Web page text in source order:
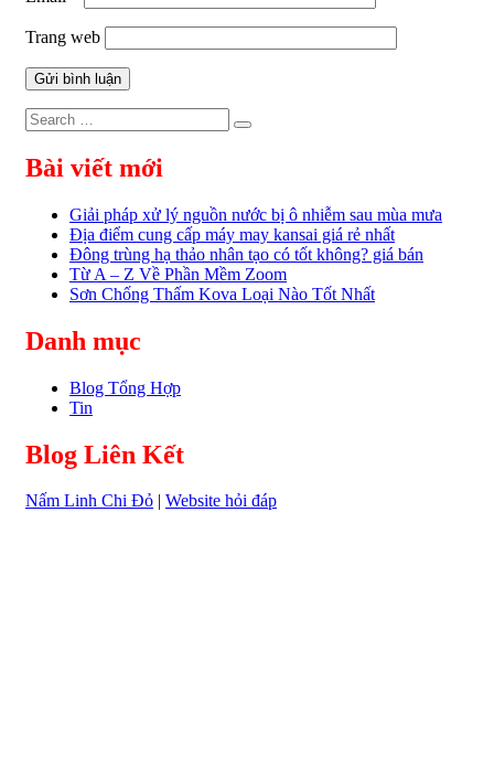
Trang web
Search
for:
Search
Bài viết mới
Giải pháp xử lý nguồn nước bị ô nhiễm sau mùa mưa
Địa điểm cung cấp máy may kansai giá rẻ nhất
Đông trùng hạ thảo nhân tạo có tốt không? giá bán
Từ A – Z Về Phần Mềm Zoom
Sơn Chống Thấm Kova Loại Nào Tốt Nhất
Danh mục
Blog Tổng Hợp
Tin
Blog Liên Kết
Nấm Linh Chi Đỏ | Website hỏi đáp